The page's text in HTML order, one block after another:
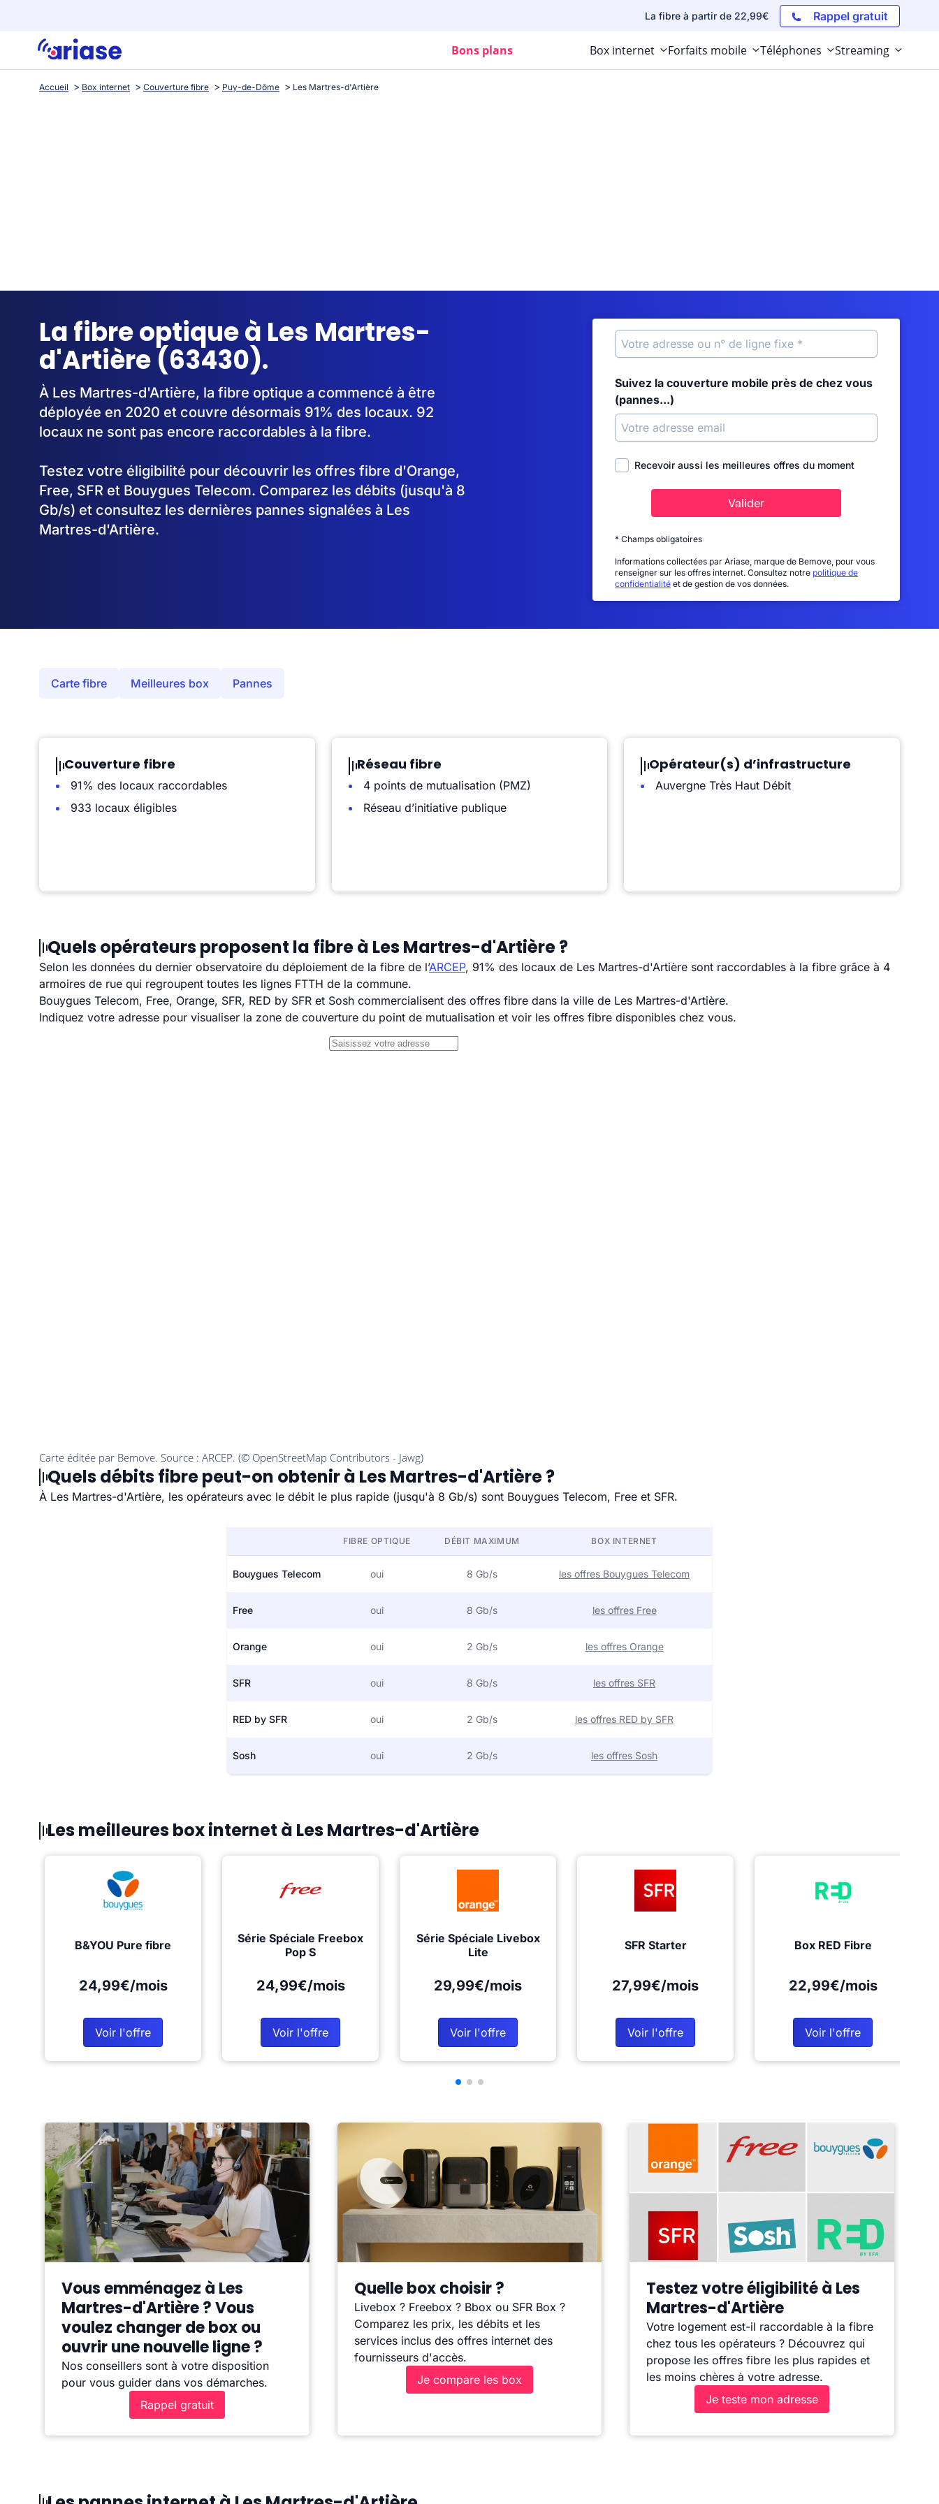
La fibre à partir de 22,99€ Rappel gratuit
Bons plans Box internet Forfaits mobile Téléphones Streaming
Accueil Box internet Couverture fibre Puy-de-Dôme Les Martres-d'Artière
La fibre optique à Les Martres-
d'Artière (63430).
À Les Martres-d'Artière, la fibre optique a commencé à être
déployée en 2020 et couvre désormais 91% des locaux. 92
locaux ne sont pas encore raccordables à la fibre.
Testez votre éligibilité pour découvrir les offres fibre d'Orange,
Free, SFR et Bouygues Telecom. Comparez les débits (jusqu'à 8
Gb/s) et consultez les dernières pannes signalées à Les
Martres-d'Artière.
Suivez la couverture mobile près de chez vous
(pannes...)
Recevoir aussi les meilleures offres du moment
Valider
* Champs obligatoires
Informations collectées par Ariase, marque de Bemove, pour vous
renseigner sur les offres internet. Consultez notre politique de
confidentialité et de gestion de vos données.
Carte fibre Meilleures box Pannes
Couverture fibre
91% des locaux raccordables
933 locaux éligibles
Réseau fibre
4 points de mutualisation (PMZ)
Réseau d’initiative publique
Opérateur(s) d’infrastructure
Auvergne Très Haut Débit
Quels opérateurs proposent la fibre à Les Martres-d'Artière ?
Selon les données du dernier observatoire du déploiement de la fibre de l’ARCEP, 91% des locaux de Les Martres-d'Artière sont raccordables à la fibre grâce à 4
armoires de rue qui regroupent toutes les lignes FTTH de la commune.
Bouygues Telecom, Free, Orange, SFR, RED by SFR et Sosh commercialisent des offres fibre dans la ville de Les Martres-d'Artière.
Indiquez votre adresse pour visualiser la zone de couverture du point de mutualisation et voir les offres fibre disponibles chez vous.
Quels débits fibre peut-on obtenir à Les Martres-d'Artière ?
À Les Martres-d'Artière, les opérateurs avec le débit le plus rapide (jusqu'à 8 Gb/s) sont Bouygues Telecom, Free et SFR.
FIBRE OPTIQUE DÉBIT MAXIMUM BOX INTERNET
Bouygues Telecom oui 8 Gb/s les offres Bouygues Telecom
Free oui 8 Gb/s les offres Free
Orange oui 2 Gb/s les offres Orange
SFR oui 8 Gb/s les offres SFR
RED by SFR oui 2 Gb/s les offres RED by SFR
Sosh oui 2 Gb/s les offres Sosh
Les meilleures box internet à Les Martres-d'Artière
B&YOU Pure fibre
24,99€/mois
Voir l'offre
Série Spéciale Freebox
Pop S
24,99€/mois
Voir l'offre
Série Spéciale Livebox
Lite
29,99€/mois
Voir l'offre
SFR Starter
27,99€/mois
Voir l'offre
Box RED Fibre
22,99€/mois
Voir l'offre
Vous emménagez à Les
Martres-d'Artière ? Vous
voulez changer de box ou
ouvrir une nouvelle ligne ?
Nos conseillers sont à votre disposition
pour vous guider dans vos démarches.
Rappel gratuit
Quelle box choisir ?
Livebox ? Freebox ? Bbox ou SFR Box ?
Comparez les prix, les débits et les
services inclus des offres internet des
fournisseurs d'accès.
Je compare les box
Testez votre éligibilité à Les
Martres-d'Artière
Votre logement est-il raccordable à la fibre
chez tous les opérateurs ? Découvrez qui
propose les offres fibre les plus rapides et
les moins chères à votre adresse.
Je teste mon adresse